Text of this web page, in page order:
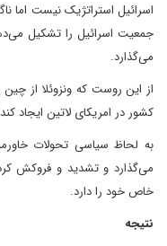
اسرائیل استراتژیک نیست
جمعیت اسرائیل را تشکیل
می‌گذارد.
از این روست که ونزوئلا از
کشور در امریکای لاتین ایجاد
به لحاظ سیاسی تحولات
می‌گذارد و تشدید و فروکش
خاص خود را دارد.
نتیجه